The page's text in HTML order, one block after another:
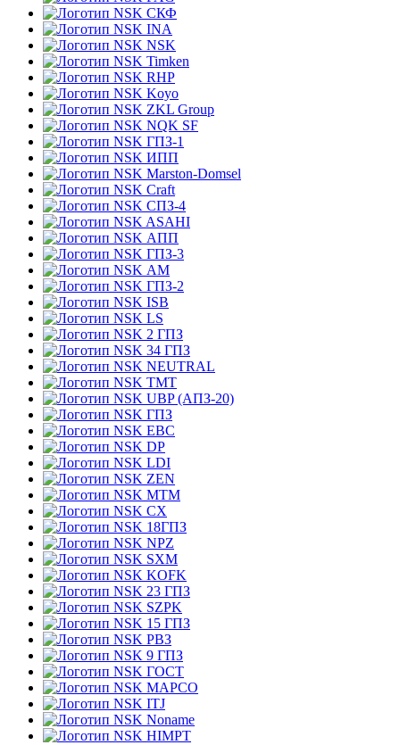
СКФ
INA
NSK
Timken
RHP
Koyo
ZKL Group
NQK SF
ГПЗ-1
ИПП
Marston-Domsel
Craft
СПЗ-4
ASAHI
АПП
ГПЗ-3
АМ
ГПЗ-2
ISB
LS
2 ГПЗ
34 ГПЗ
NEUTRAL
TMT
UBP (АПЗ-20)
ГПЗ
EBC
DP
LDI
ZEN
MTM
CX
18ГПЗ
NPZ
SXM
KOFK
23 ГПЗ
SZPK
15 ГПЗ
РВЗ
9 ГПЗ
ГОСТ
MAPCO
ITJ
Noname
HIMPT